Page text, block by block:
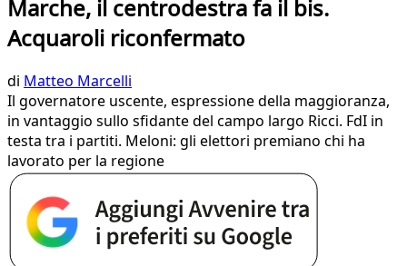
Marche, il centrodestra fa il bis.
Acquaroli riconfermato
di Matteo Marcelli
Il governatore uscente, espressione della maggioranza,
in vantaggio sullo sfidante del campo largo Ricci. FdI in
testa tra i partiti. Meloni: gli elettori premiano chi ha
lavorato per la regione